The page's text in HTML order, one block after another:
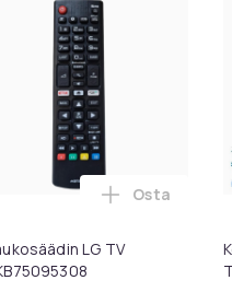
ostoskoriin
Konsolipöytä, 4 tasoa,
LG TV
Lisää
Osta